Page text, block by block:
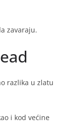
zavaraju.
razlika u zlatu
i kod većine